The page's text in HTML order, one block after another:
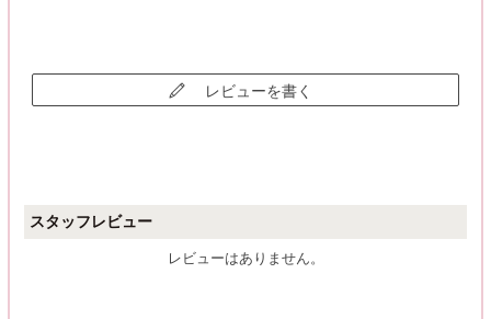
レビューを書く
スタッフレビュー
レビューはありません。